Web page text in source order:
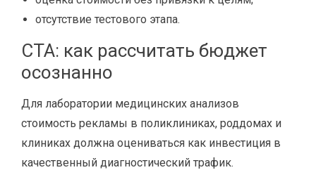
отсутствие тестового этапа.
CTA: как рассчитать бюджет
осознанно
Для лаборатории медицинских анализов
стоимость рекламы в поликлиниках, роддомах и
клиниках должна оцениваться как инвестиция в
качественный диагностический трафик.